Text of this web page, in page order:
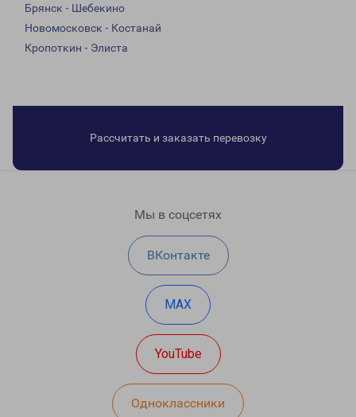
Брянск - Шебекино
Новомосковск - Костанай
Кропоткин - Элиста
Рассчитать и заказать перевозку
Мы в соцсетях
ВКонтакте
MAX
YouTube
Одноклассники